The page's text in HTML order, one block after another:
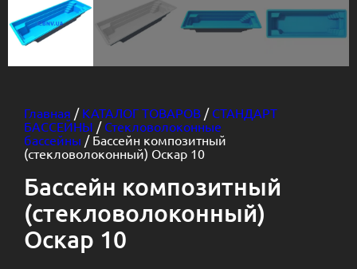
Главная / КАТАЛОГ ТОВАРОВ / СТАНДАРТ
БАССЕЙНЫ / Стекловолоконные
бассейны / Бассейн композитный
(стекловолоконный) Оскар 10
Бассейн композитный
(стекловолоконный)
Оскар 10